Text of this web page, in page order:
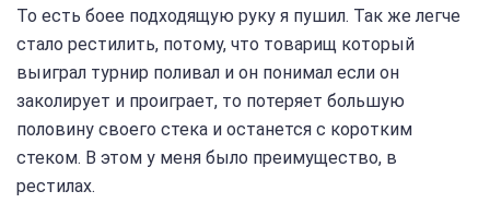
То есть боее подходящую руку я пушил. Так же легче
стало рестилить, потому, что товарищ который
выиграл турнир поливал и он понимал если он
заколирует и проиграет, то потеряет большую
половину своего стека и останется с коротким
стеком. В этом у меня было преимущество, в
рестилах.